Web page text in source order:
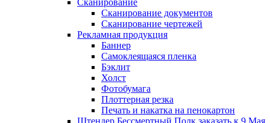
Сканирование документов
Сканирование чертежей
Рекламная продукция
Баннер
Самоклеящаяся пленка
Бэклит
Холст
Фотобумага
Плоттерная резка
Печать и накатка на пенокартон
Штендер Бессмертный Полк заказать к 9 Мая